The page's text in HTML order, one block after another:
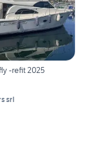
-refit 2025
srl